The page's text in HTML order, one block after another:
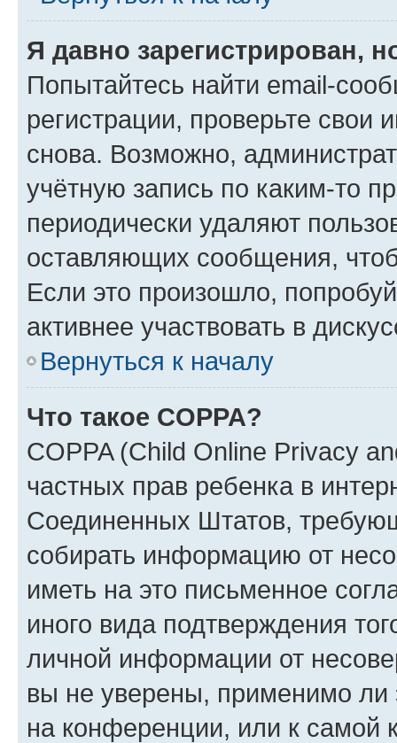
Я давно зарегистрирован,
Попытайтесь найти email-
регистрации, проверьте свои
снова. Возможно,
учётную запись по каким-то
периодически удаляют
оставляющих сообщения,
Если это произошло,
активнее участвовать в
Вернуться к началу
Что такое COPPA?
COPPA (Child Online Privacy
частных прав ребенка в
Соединенных Штатов,
собирать информацию от
иметь на это письменное
иного вида подтверждения
личной информации от
вы не уверены, применимо ли
на конференции, или к самой